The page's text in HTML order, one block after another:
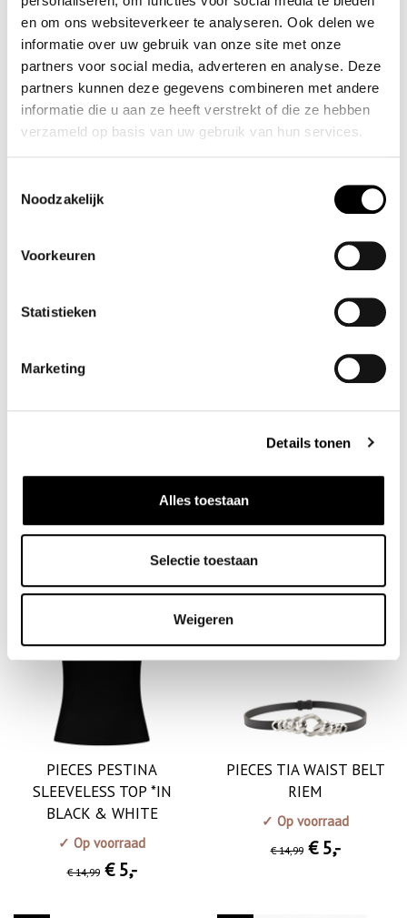
en om ons websiteverkeer te analyseren. Ook delen we
informatie over uw gebruik van onze site met onze
partners voor social media, adverteren en analyse. Deze
partners kunnen deze gegevens combineren met andere
informatie die u aan ze heeft verstrekt of die ze hebben
verzameld op basis van uw gebruik van hun services.
Noodzakelijk
Voorkeuren
Statistieken
Marketing
Details tonen
Alles toestaan
Selectie toestaan
Weigeren
PIECES TAYLOR SJAALTJE
✓ Op voorraad
PIECES TIANA SS MIDI
DRESS *IN BLACK,
OFFWHITE &YELLOW
€ 10,-
SALE
WHITE, BLACK, YELLOW*
€ 24,99€ 10,-
NA-KD RIBBED KNITTED
PANTS
SALE
PIECES PESTINA
SLEEVELESS TOP *IN
BLACK & WHITE
✓ Op voorraad
€ 14,99€ 5,-
SALE
PIECES TIA WAIST BELT
RIEM
✓ Op voorraad
€ 14,99€ 5,-